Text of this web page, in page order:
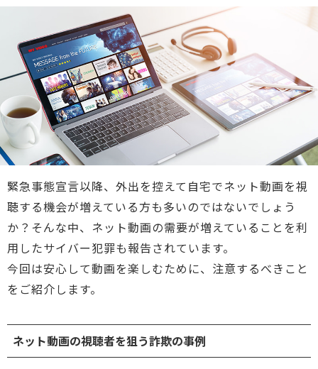
緊急事態宣言以降、外出を控えて自宅でネット動画を視
聴する機会が増えている方も多いのではないでしょう
か？そんな中、ネット動画の需要が増えていることを利
用したサイバー犯罪も報告されています。
今回は安心して動画を楽しむために、注意するべきこと
をご紹介します。
ネット動画の視聴者を狙う詐欺の事例